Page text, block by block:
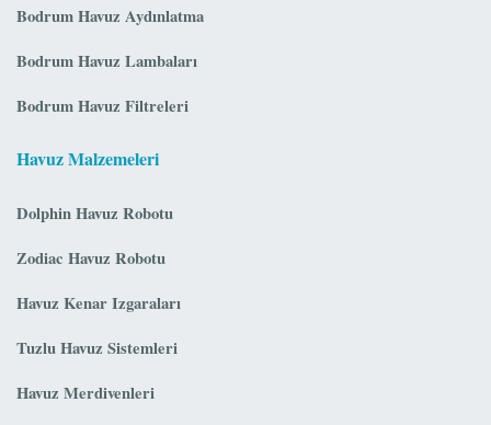
Bodrum Havuz Aydınlatma
Bodrum Havuz Lambaları
Bodrum Havuz Filtreleri
Havuz Malzemeleri
Dolphin Havuz Robotu
Zodiac Havuz Robotu
Havuz Kenar Izgaraları
Tuzlu Havuz Sistemleri
Havuz Merdivenleri